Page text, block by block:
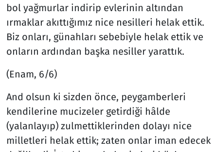
bol yağmurlar indirip evlerinin altından
ırmaklar akıttığımız nice nesilleri helak ettik.
Biz onları, günahları sebebiyle helak ettik ve
onların ardından başka nesiller yarattık.
(Enam, 6/6)
And olsun ki sizden önce, peygamberleri
kendilerine mucizeler getirdiği hâlde
(yalanlayıp) zulmettiklerinden dolayı nice
milletleri helak ettik; zaten onlar iman edecek